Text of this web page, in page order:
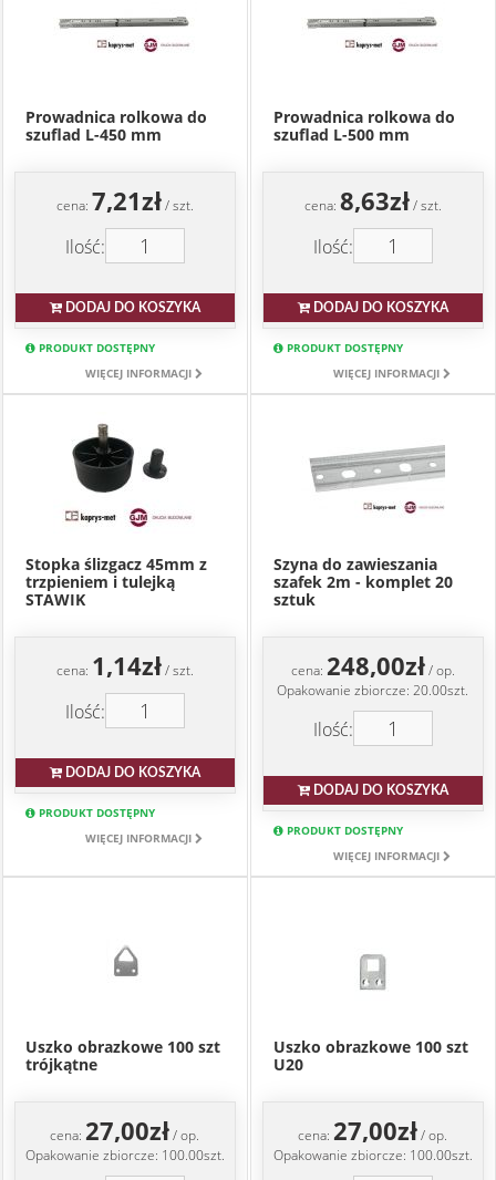
Prowadnica rolkowa do
szuflad L-450 mm
cena: 7,21zł/ szt.
Ilość:
DODAJ DO KOSZYKA
PRODUKT DOSTĘPNY
WIĘCEJ INFORMACJI
Prowadnica rolkowa do
szuflad L-500 mm
cena: 8,63zł/ szt.
Ilość:
DODAJ DO KOSZYKA
PRODUKT DOSTĘPNY
WIĘCEJ INFORMACJI
Stopka ślizgacz 45mm z
trzpieniem i tulejką
STAWIK
cena: 1,14zł/ szt.
Ilość:
DODAJ DO KOSZYKA
PRODUKT DOSTĘPNY
WIĘCEJ INFORMACJI
Szyna do zawieszania
szafek 2m - komplet 20
sztuk
cena: 248,00zł/ op.
Opakowanie zbiorcze: 20.00szt.
Ilość:
DODAJ DO KOSZYKA
PRODUKT DOSTĘPNY
WIĘCEJ INFORMACJI
Uszko obrazkowe 100 szt
trójkątne
cena:27,00zł/ op.
Opakowanie zbiorcze: 100.00szt.
Uszko obrazkowe 100 szt
U20
cena:27,00zł/ op.
Opakowanie zbiorcze: 100.00szt.